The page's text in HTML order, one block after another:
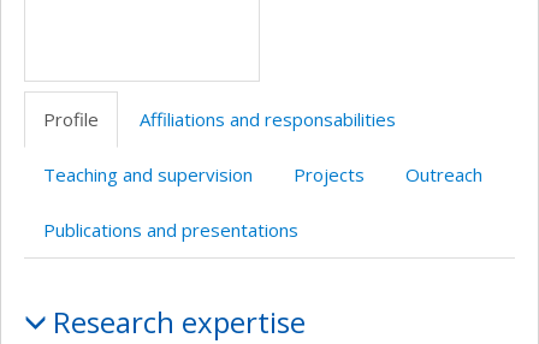
Profile Affiliations and responsabilities
Teaching and supervision Projects Outreach
Publications and presentations
Research expertise